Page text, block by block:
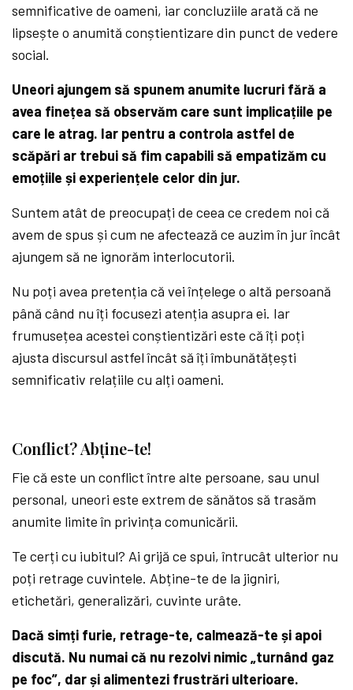
semnificative de oameni, iar concluziile arată că ne
lipsește o anumită conștientizare din punct de vedere
social.
Uneori ajungem să spunem anumite lucruri fără a
avea finețea să observăm care sunt implicațiile pe
care le atrag. Iar pentru a controla astfel de
scăpări ar trebui să fim capabili să empatizăm cu
emoțiile și experiențele celor din jur.
Suntem atât de preocupați de ceea ce credem noi că
avem de spus și cum ne afectează ce auzim în jur încât
ajungem să ne ignorăm interlocutorii.
Nu poți avea pretenția că vei înțelege o altă persoană
până când nu îți focusezi atenția asupra ei. Iar
frumusețea acestei conștientizări este că îți poți
ajusta discursul astfel încât să îți îmbunătățești
semnificativ relațiile cu alți oameni.
Conflict? Abține-te!
Fie că este un conflict între alte persoane, sau unul
personal, uneori este extrem de sănătos să trasăm
anumite limite în privința comunicării.
Te cerți cu iubitul? Ai grijă ce spui, întrucât ulterior nu
poți retrage cuvintele. Abține-te de la jigniri,
etichetări, generalizări, cuvinte urâte.
Dacă simți furie, retrage-te, calmează-te și apoi
discută. Nu numai că nu rezolvi nimic „turnând gaz
pe foc”, dar și alimentezi frustrări ulterioare.